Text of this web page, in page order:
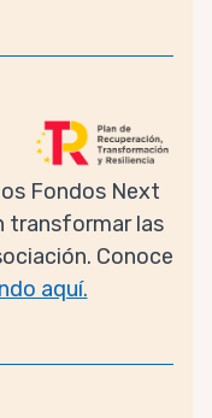
Fondos Next
transformar las
Conoce
aquí.